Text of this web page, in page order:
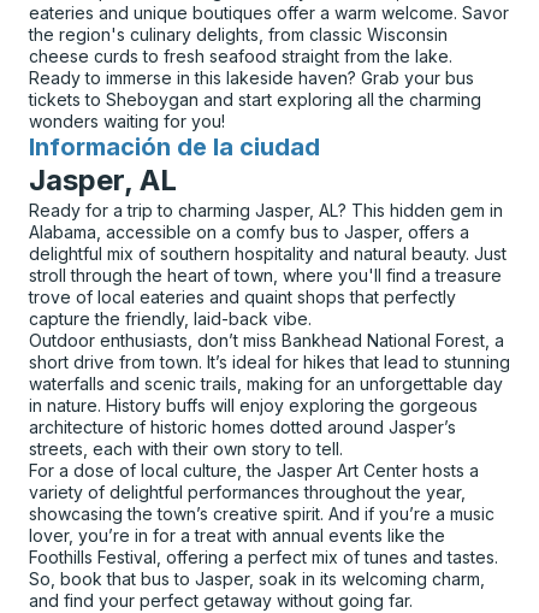
eateries and unique boutiques offer a warm welcome. Savor
the region's culinary delights, from classic Wisconsin
cheese curds to fresh seafood straight from the lake.
Ready to immerse in this lakeside haven? Grab your bus
tickets to Sheboygan and start exploring all the charming
wonders waiting for you!
Información de la ciudad
para
Jasper, AL
Ready for a trip to charming Jasper, AL? This hidden gem in
Alabama, accessible on a comfy bus to Jasper, offers a
delightful mix of southern hospitality and natural beauty. Just
stroll through the heart of town, where you'll find a treasure
trove of local eateries and quaint shops that perfectly
capture the friendly, laid-back vibe.
Outdoor enthusiasts, don’t miss Bankhead National Forest, a
short drive from town. It’s ideal for hikes that lead to stunning
waterfalls and scenic trails, making for an unforgettable day
in nature. History buffs will enjoy exploring the gorgeous
architecture of historic homes dotted around Jasper’s
streets, each with their own story to tell.
For a dose of local culture, the Jasper Art Center hosts a
variety of delightful performances throughout the year,
showcasing the town’s creative spirit. And if you’re a music
lover, you’re in for a treat with annual events like the
Foothills Festival, offering a perfect mix of tunes and tastes.
So, book that bus to Jasper, soak in its welcoming charm,
and find your perfect getaway without going far.